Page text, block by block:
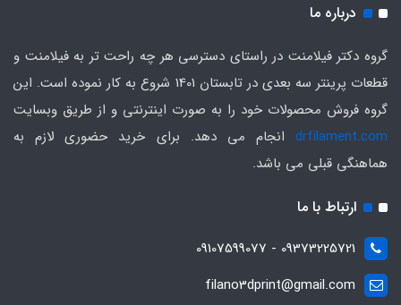
درباره ما
گروه دکتر فیلامنت در راستای دسترسی هر چه راحت تر به فیلامنت و
قطعات پرینتر سه بعدی در تابستان 1401 شروع به کار نموده است. این
گروه فروش محصولات خود را به صورت اینترنتی و از طریق وبسایت
drfilament.com انجام می دهد. برای خرید حضوری لازم به
هماهنگی قبلی می باشد.
ارتباط با ما
09373225721 - 09107599077
filano3dprint@gmail.com